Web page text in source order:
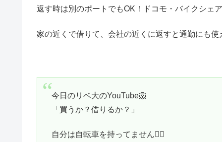
返す時は別のポートでもOK！ドコモ・バイクシェ
家の近くで借りて、会社の近くに返すと通勤にも使
今日のリベ大のYouTube🦁
「買うか？借りるか？」
自分は自転車を持ってません🚴‍♂️